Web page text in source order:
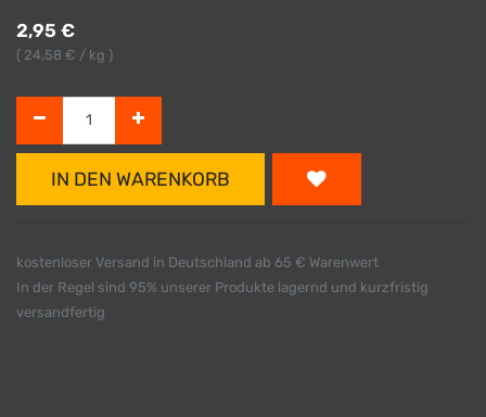
2,95 €
( 24,58 € / kg )
IN DEN WARENKORB
kostenloser Versand in Deutschland ab 65 € Warenwert
In der Regel sind 95% unserer Produkte lagernd und kurzfristig
versandfertig